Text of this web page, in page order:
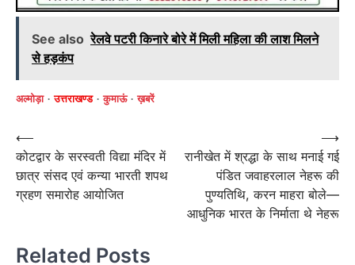
See also रेलवे पटरी किनारे बोरे में मिली महिला की लाश मिलने
से हड़कंप
अल्मोड़ा उत्तराखण्ड कुमाऊं ख़बरें
Post
navigation
⟵
कोटद्वार के सरस्वती विद्या मंदिर में
छात्र संसद एवं कन्या भारती शपथ
ग्रहण समारोह आयोजित
रानीखेत में श्रद्धा के साथ मनाई गई
पंडित जवाहरलाल नेहरू की
पुण्यतिथि, करन माहरा बोले—
आधुनिक भारत के निर्माता थे नेहरू
⟶
Related Posts